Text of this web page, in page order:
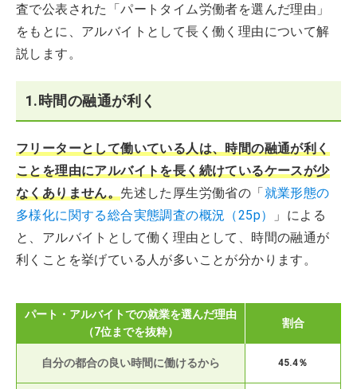
査で公表された「パートタイム労働者を選んだ理由」
をもとに、アルバイトとして長く働く理由について解
説します。
1.時間の融通が利く
フリーターとして働いている人は、時間の融通が利く
ことを理由にアルバイトを長く続けているケースが少
なくありません。先述した厚生労働省の「就業形態の
多様化に関する総合実態調査の概況（25p）
」による
と、アルバイトとして働く理由として、時間の融通が
利くことを挙げている人が多いことが分かります。
パート・アルバイトでの就業を選んだ理由
（7位までを抜粋）
割合
自分の都合の良い時間に働けるから 45.4％